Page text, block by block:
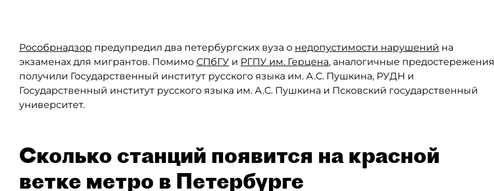
Рособрнадзор предупредил два петербургских вуза о недопустимости нарушений на
экзаменах для мигрантов. Помимо СПбГУ и РГПУ им. Герцена, аналогичные предостережения
получили Государственный институт русского языка им. А.С. Пушкина, РУДН и
Государственный институт русского языка им. А.С. Пушкина и Псковский государственный
университет.
Сколько станций появится на красной
ветке метро в Петербурге